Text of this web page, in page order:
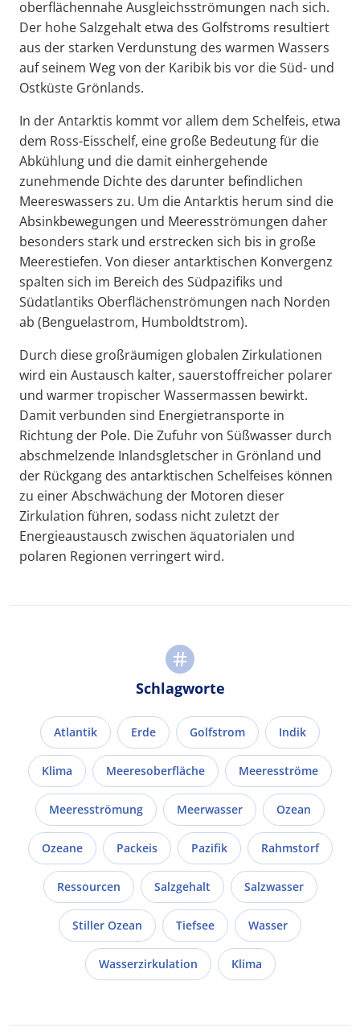
oberflächennahe Ausgleichsströmungen nach sich.
Der hohe Salzgehalt etwa des Golfstroms resultiert
aus der starken Verdunstung des warmen Wassers
auf seinem Weg von der Karibik bis vor die Süd- und
Ostküste Grönlands.
In der Antarktis kommt vor allem dem Schelfeis, etwa
dem Ross-Eisschelf, eine große Bedeutung für die
Abkühlung und die damit einhergehende
zunehmende Dichte des darunter befindlichen
Meereswassers zu. Um die Antarktis herum sind die
Absinkbewegungen und Meeresströmungen daher
besonders stark und erstrecken sich bis in große
Meerestiefen. Von dieser antarktischen Konvergenz
spalten sich im Bereich des Südpazifiks und
Südatlantiks Oberflächenströmungen nach Norden
ab (Benguelastrom, Humboldtstrom).
Durch diese großräumigen globalen Zirkulationen
wird ein Austausch kalter, sauerstoffreicher polarer
und warmer tropischer Wassermassen bewirkt.
Damit verbunden sind Energietransporte in
Richtung der Pole. Die Zufuhr von Süßwasser durch
abschmelzende Inlandsgletscher in Grönland und
der Rückgang des antarktischen Schelfeises können
zu einer Abschwächung der Motoren dieser
Zirkulation führen, sodass nicht zuletzt der
Energieaustausch zwischen äquatorialen und
polaren Regionen verringert wird.
Schlagworte
Atlantik Erde Golfstrom Indik
Klima Meeresoberfläche Meeresströme
Meeresströmung Meerwasser Ozean
Ozeane Packeis Pazifik Rahmstorf
Ressourcen Salzgehalt Salzwasser
Stiller Ozean Tiefsee Wasser
Wasserzirkulation Klima